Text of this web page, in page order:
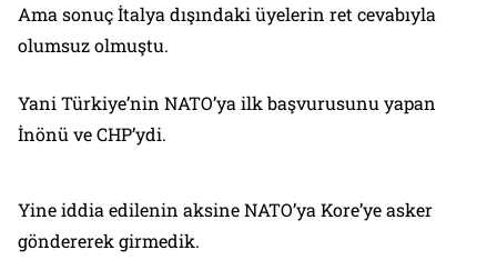
Ama sonuç İtalya dışındaki üyelerin ret cevabıyla
olumsuz olmuştu.
Yani Türkiye’nin NATO’ya ilk başvurusunu yapan
İnönü ve CHP’ydi.
Yine iddia edilenin aksine NATO’ya Kore’ye asker
göndererek girmedik.